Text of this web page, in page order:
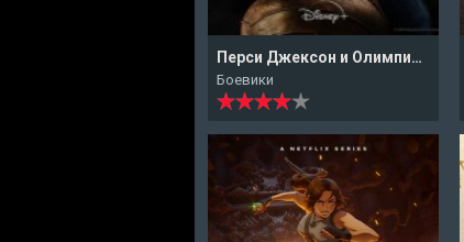
Перси Джексон и Олимпийцы
Боевики